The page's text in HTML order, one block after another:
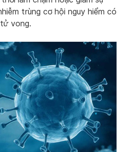
trùng cơ hội nguy hiểm có
vong.